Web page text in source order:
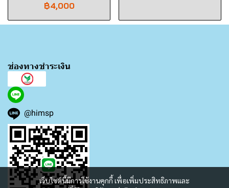
฿4,000
เว็บไซต์นี้มีการใช้งานคุกกี้ เพื่อเพิ่มประสิทธิภาพและ
ช่องทางชำระเงิน
@himsp